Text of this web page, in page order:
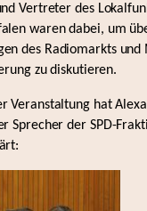
Vertreter des
waren dabei, um
des Radiomarkts
zu diskutieren.
Veranstaltung hat
Sprecher der SPD-